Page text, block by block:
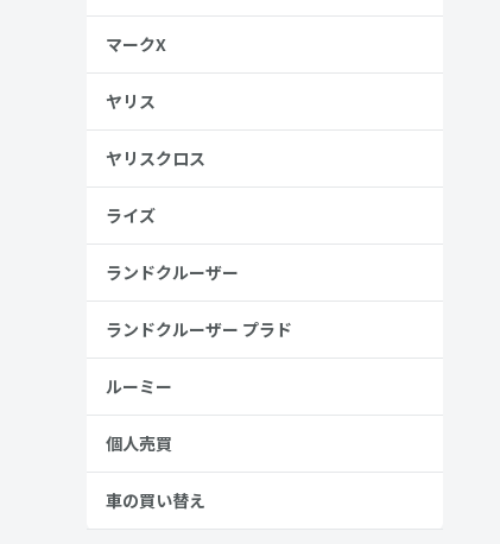
マークX
ヤリス
ヤリスクロス
ライズ
ランドクルーザー
ランドクルーザー プラド
ルーミー
個人売買
車の買い替え